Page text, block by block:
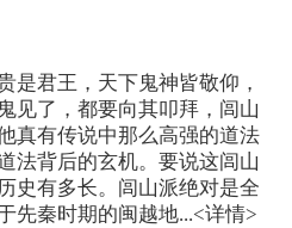
是君王，天下鬼神皆敬仰，
见了，都要向其叩拜，闾山
真有传说中那么高强的道法
法背后的玄机。要说这闾山
史有多长。闾山派绝对是全
先秦时期的闽越地...<详情>